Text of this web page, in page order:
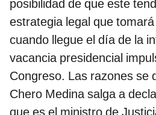
posibilidad de que este
estrategia legal que
cuando llegue el día de la
vacancia presidencial
Congreso. Las razones se
Chero Medina salga a
que es el ministro de